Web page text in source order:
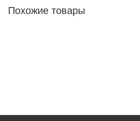
Похожие товары